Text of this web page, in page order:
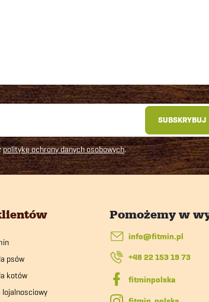
politykę ochrony danych osobowych.
SUBSKRYBUJ
psów
kotów
lojalnosciowy
info@fitmin.pl
+48 22 153 19 73